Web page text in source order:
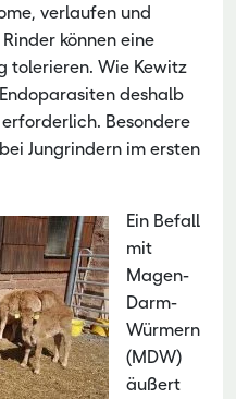
verlaufen und
können eine
tolerieren. Wie Kewitz
deshalb
Besondere
Jungrindern im ersten
Ein Befall
mit
Magen-
Darm-
Würmern
(MDW)
äußert